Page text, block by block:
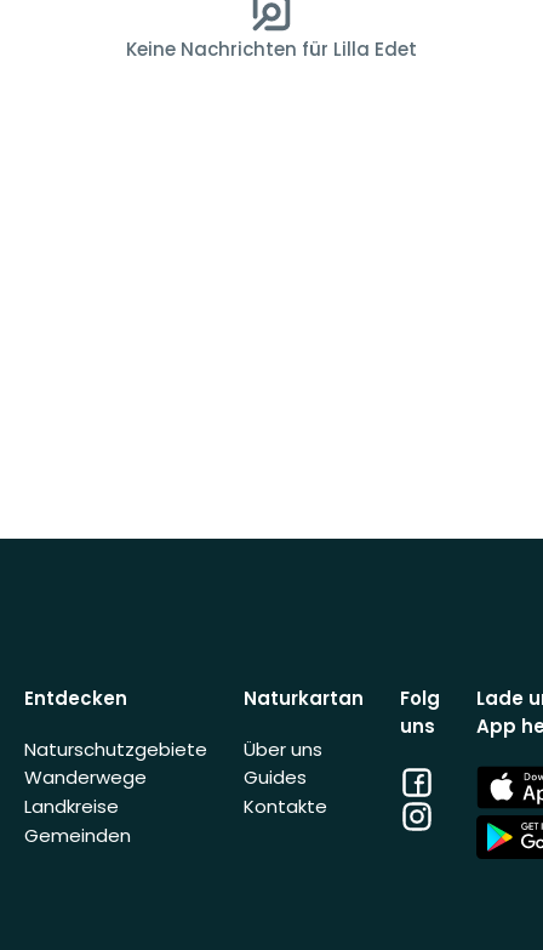
Keine Nachrichten für Lilla Edet
Entdecken
Naturschutzgebiete
Wanderwege
Landkreise
Gemeinden
Naturkartan
Über uns
Guides
Kontakte
Folg
uns
Facebook
Instagram
Lade
App
App
Store
App
Store